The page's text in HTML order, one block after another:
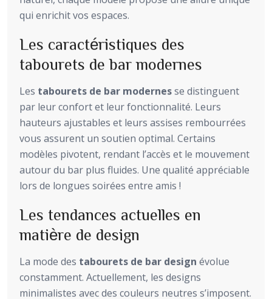
qui enrichit vos espaces.
Les caractéristiques des
tabourets de bar modernes
Les tabourets de bar modernesse distinguent
par leur confort et leur fonctionnalité. Leurs
hauteurs ajustables et leurs assises rembourrées
vous assurent un soutien optimal. Certains
modèles pivotent, rendant l’accès et le mouvement
autour du bar plus fluides. Une qualité appréciable
lors de longues soirées entre amis !
Les tendances actuelles en
matière de design
La mode des tabourets de bar design évolue
constamment. Actuellement, les designs
minimalistes avec des couleurs neutres s’imposent.